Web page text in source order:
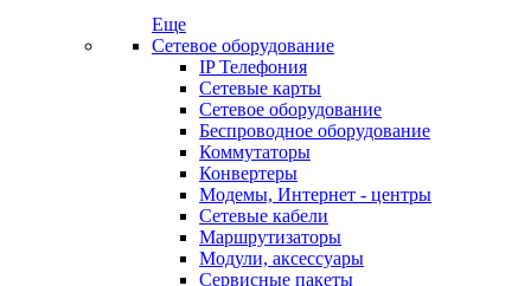
Еще
Сетевое оборудование
IP Телефония
Сетевые карты
Сетевое оборудование
Беспроводное оборудование
Коммутаторы
Конвертеры
Модемы, Интернет - центры
Сетевые кабели
Маршрутизаторы
Модули, аксессуары
Сервисные пакеты